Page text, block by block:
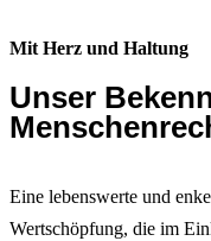
Mit Herz und Haltung
Unser
Eine lebenswerte und
Wertschöpfung, die im